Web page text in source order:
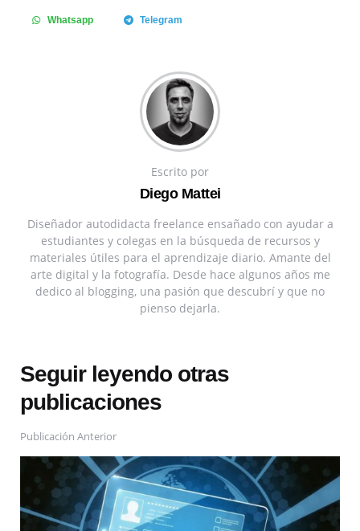
Whatsapp Telegram
Escrito por
Diego Mattei
Diseñador autodidacta freelance ensañado con ayudar a
estudiantes y colegas en la búsqueda de recursos y
materiales útiles para el aprendizaje diario. Amante del
arte digital y la fotografía. Desde hace algunos años me
dedico al blogging, una pasión que descubrí y que no
pienso dejarla.
Seguir leyendo otras
publicaciones
Publicación Anterior